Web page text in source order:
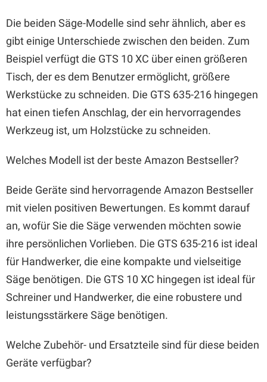
Die beiden Säge-Modelle sind sehr ähnlich, aber es
gibt einige Unterschiede zwischen den beiden. Zum
Beispiel verfügt die GTS 10 XC über einen größeren
Tisch, der es dem Benutzer ermöglicht, größere
Werkstücke zu schneiden. Die GTS 635-216 hingegen
hat einen tiefen Anschlag, der ein hervorragendes
Werkzeug ist, um Holzstücke zu schneiden.
Welches Modell ist der beste Amazon Bestseller?
Beide Geräte sind hervorragende Amazon Bestseller
mit vielen positiven Bewertungen. Es kommt darauf
an, wofür Sie die Säge verwenden möchten sowie
ihre persönlichen Vorlieben. Die GTS 635-216 ist ideal
für Handwerker, die eine kompakte und vielseitige
Säge benötigen. Die GTS 10 XC hingegen ist ideal für
Schreiner und Handwerker, die eine robustere und
leistungsstärkere Säge benötigen.
Welche Zubehör- und Ersatzteile sind für diese beiden
Geräte verfügbar?